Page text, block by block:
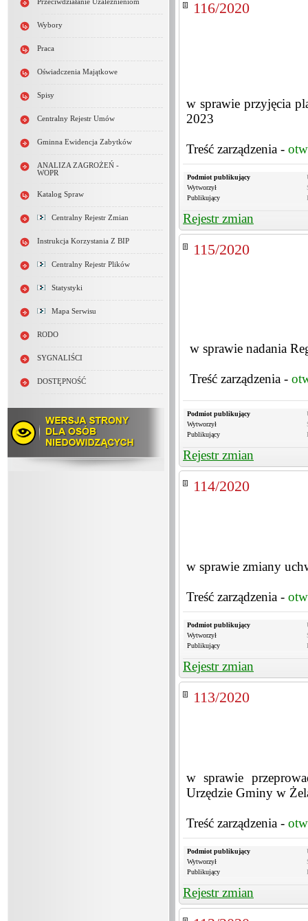
Przeciwdziałanie Uzależnieniom
Wybory
Praca
Oświadczenia Majątkowe
Spisy
Centralny Rejestr Umów
Gminna Ewidencja Zabytków
ANALIZA ZAGROŻEŃ -
WOPR
Katalog Spraw
Centralny Rejestr Zmian
Instrukcja Korzystania Z BIP
Centralny Rejestr Plików
Statystyki
Mapa Serwisu
RODO
SYGNALIŚCI
DOSTĘPNOŚĆ
116/2020
w sprawie przyjęcia
2023
Treść zarządzenia -
Podmiot publikujący
Wytworzył
Publikujący
Rejestr zmian
115/2020
w sprawie nadania
Treść zarządzenia -
Podmiot publikujący
Wytworzył
Publikujący
Rejestr zmian
114/2020
w sprawie zmiany
Treść zarządzenia -
Podmiot publikujący
Wytworzył
Publikujący
Rejestr zmian
113/2020
w sprawie
Urzędzie Gminy w
Treść zarządzenia -
Podmiot publikujący
Wytworzył
Publikujący
Rejestr zmian